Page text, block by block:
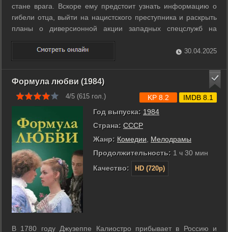
стане врага. Вскоре ему предстоит узнать информацию о
гибели отца, выйти на нацистского преступника и раскрыть
планы о диверсионной акции западных спецслужб на
территории СССР. ...
30.04.2025
Формула любви (1984)
4/5 (615 гол.)
Год выпуска: 1984
Страна: СССР
Жанр: Комедии
Мелодрамы
Продолжительность: 1 ч 30 мин
Качество:
HD (720p)
KP 8.2 IMDB 8.1
В 1780 году Джузеппе Калиостро прибывает в Россию и